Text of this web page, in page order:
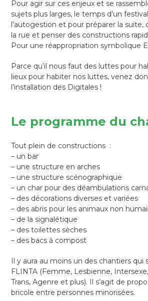
Pour agir sur ces enjeux et se
sujets plus larges, le temps d’un
l’autogestion et pour préparer la suite,
la rue et penser des constructions
Pour une réappropriation symbolique
Parce qu’il nous faut des luttes pour
lieux pour habiter nos luttes, venez
l’installation des Digitales !
Le programme du
Tout plein de constructions :
– un bar
– une structure en arches
– une structure scénographique
– un char pour des déambulations
– des décorations diverses et variées
– des abris pour les animaux non
– de la signalétique
– des toilettes sèches
– des bacs à compost
Il y aura au moins un des chantiers qui
FLINTA (Femme, Lesbienne,
Trans, Agenre et plus). Il s’agit de
bricole entre personnes minorisées.